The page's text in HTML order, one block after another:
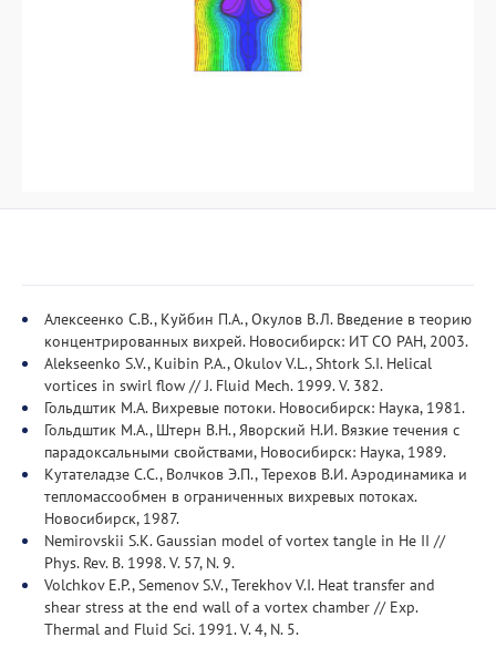
Алексеенко С.В., Куйбин П.А., Окулов В.Л. Введение в теорию
концентрированных вихрей. Новосибирск: ИТ СО РАН, 2003.
Alekseenko S.V., Kuibin P.A., Okulov V.L., Shtork S.I. Helical
vortices in swirl flow // J. Fluid Mech. 1999. V. 382.
Гольдштик М.А. Вихревые потоки. Новосибирск: Наука, 1981.
Гольдштик М.А., Штерн В.Н., Яворский Н.И. Вязкие течения с
парадоксальными свойствами, Новосибирск: Наука, 1989.
Кутателадзе С.С., Волчков Э.П., Терехов В.И. Аэродинамика и
тепломассообмен в ограниченных вихревых потоках.
Новосибирск, 1987.
Nemirovskii S.K. Gaussian model of vortex tangle in He II //
Phys. Rev. B. 1998. V. 57, N. 9.
Volchkov E.P., Semenov S.V., Terekhov V.I. Heat transfer and
shear stress at the end wall of a vortex chamber // Exp.
Thermal and Fluid Sci. 1991. V. 4, N. 5.